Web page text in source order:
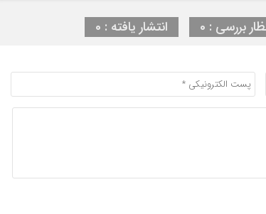
بررسی : 0 انتشار یافته : 0